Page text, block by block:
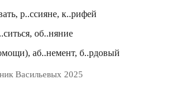
р..ссияне, к..рифей
об..няние
аб..немент, б..рдовый
Васильевых 2025